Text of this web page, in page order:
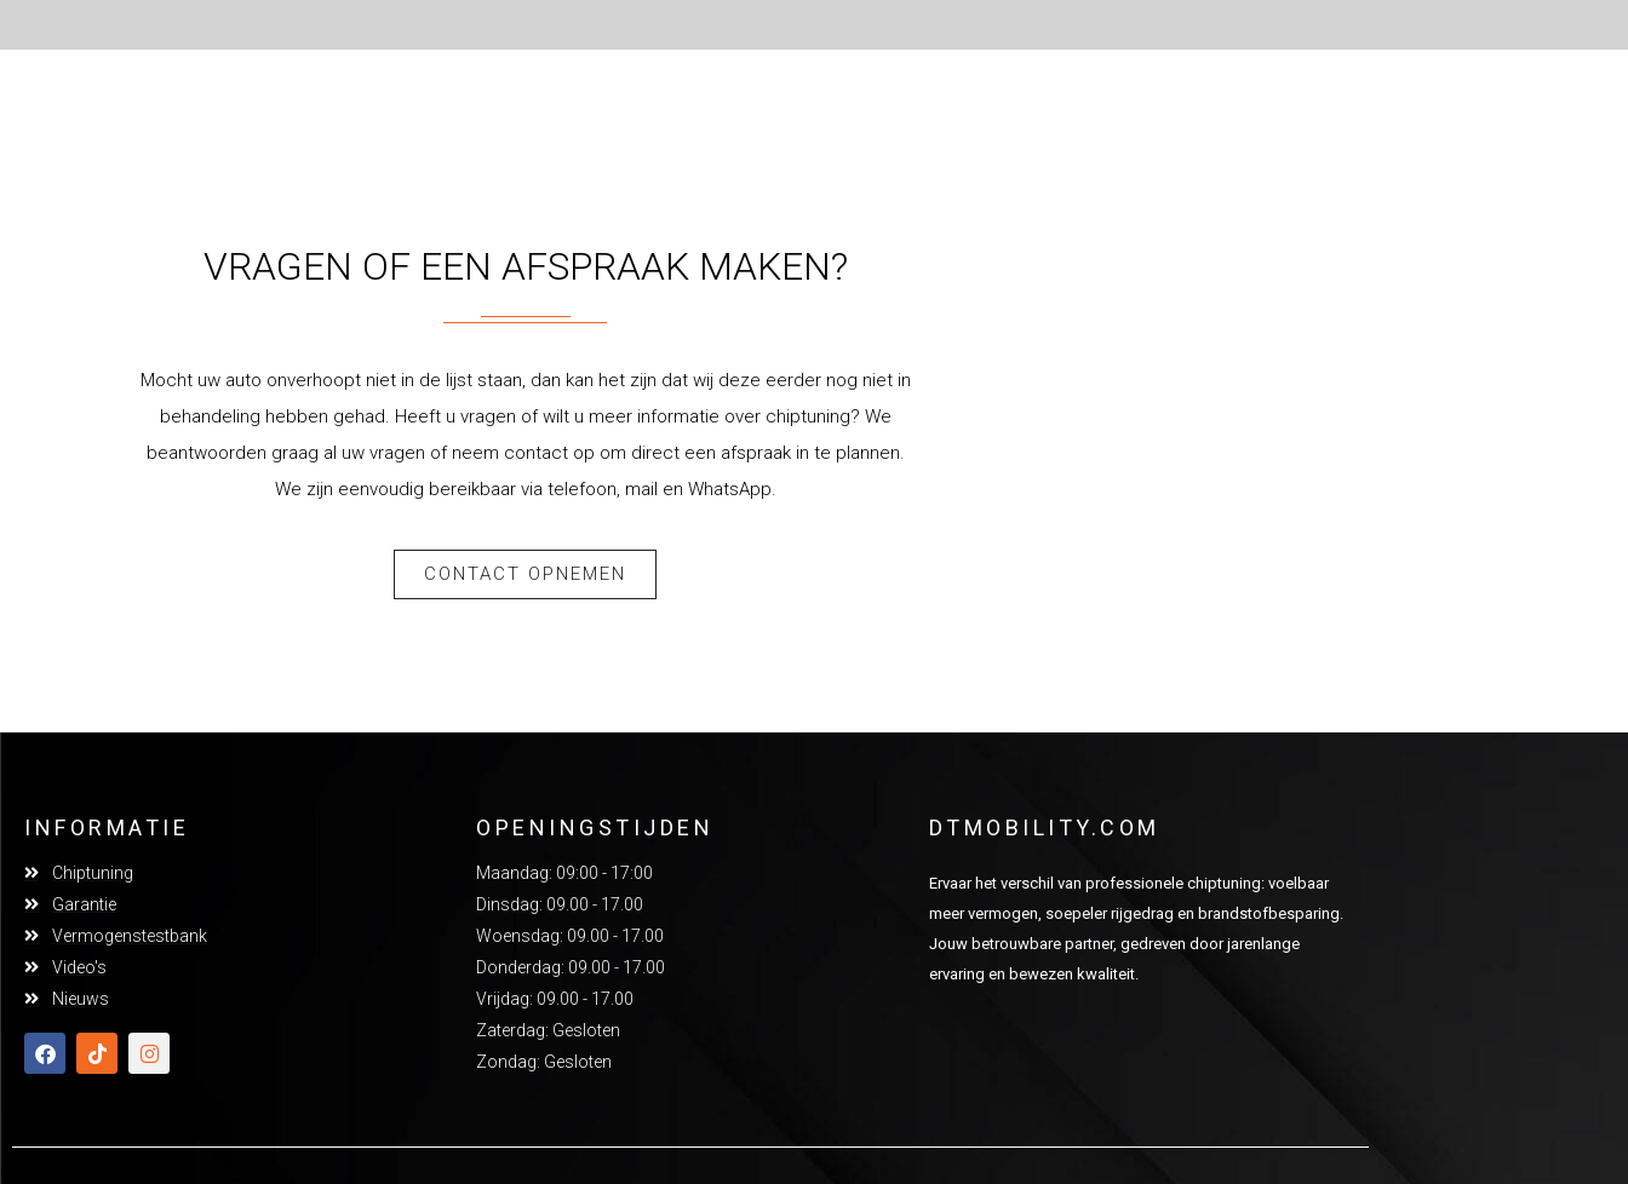
VRAGEN OF EEN AFSPRAAK MAKEN?
Mocht uw auto onverhoopt niet in de lijst staan, dan kan het zijn dat wij deze eerder nog niet in
behandeling hebben gehad. Heeft u vragen of wilt u meer informatie over chiptuning? We
beantwoorden graag al uw vragen of neem contact op om direct een afspraak in te plannen.
We zijn eenvoudig bereikbaar via telefoon, mail en WhatsApp.
CONTACT OPNEMEN
INFORMATIE
Chiptuning
Garantie
Vermogenstestbank
Video's
Nieuws
OPENINGSTIJDEN
Maandag: 09:00 - 17:00
Dinsdag: 09.00 - 17.00
Woensdag: 09.00 - 17.00
Donderdag: 09.00 - 17.00
Vrijdag: 09.00 - 17.00
Zaterdag: Gesloten
Zondag: Gesloten
DTMOBILITY.COM
Ervaar het verschil van professionele chiptuning: voelbaar
meer vermogen, soepeler rijgedrag en brandstofbesparing.
Jouw betrouwbare partner, gedreven door jarenlange
ervaring en bewezen kwaliteit.